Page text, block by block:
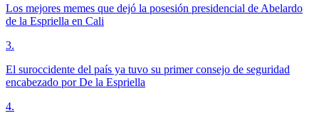
Los mejores memes que dejó la posesión presidencial de Abelardo
de la Espriella en Cali
3.
El suroccidente del país ya tuvo su primer consejo de seguridad
encabezado por De la Espriella
4.